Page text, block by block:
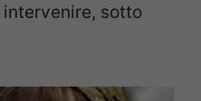
intervenire, sotto